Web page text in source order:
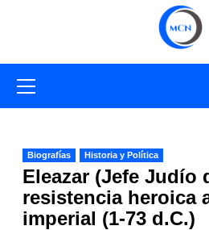
primario
Biografías Historia y Política
Eleazar (Jefe Judío
resistencia heroica
imperial (1-73 d.C.)